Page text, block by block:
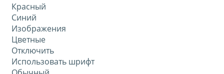
Красный
Синий
Изображения
Цветные
Отключить
Использовать шрифт